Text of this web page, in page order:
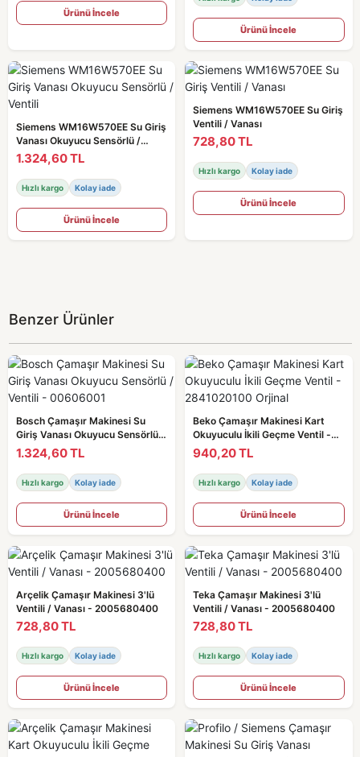
Ürünü İncele
Ürünü İncele
Siemens WM16W570EE Su Giriş
Vanası Okuyucu Sensörlü /
Ventili
1.324,60 TL
Hızlı kargo Kolay iade
Ürünü İncele
Siemens WM16W570EE Su Giriş
Ventili / Vanası
728,80 TL
Hızlı kargo Kolay iade
Ürünü İncele
Benzer Ürünler
Bosch Çamaşır Makinesi Su
Giriş Vanası Okuyucu Sensörlü /
Ventili - 00606001
1.324,60 TL
Hızlı kargo Kolay iade
Ürünü İncele
Beko Çamaşır Makinesi Kart
Okuyuculu İkili Geçme Ventil -
2841020100 Orjinal
940,20 TL
Hızlı kargo Kolay iade
Ürünü İncele
Arçelik Çamaşır Makinesi 3'lü
Ventili / Vanası - 2005680400
728,80 TL
Hızlı kargo Kolay iade
Ürünü İncele
Teka Çamaşır Makinesi 3'lü
Ventili / Vanası - 2005680400
728,80 TL
Hızlı kargo Kolay iade
Ürünü İncele